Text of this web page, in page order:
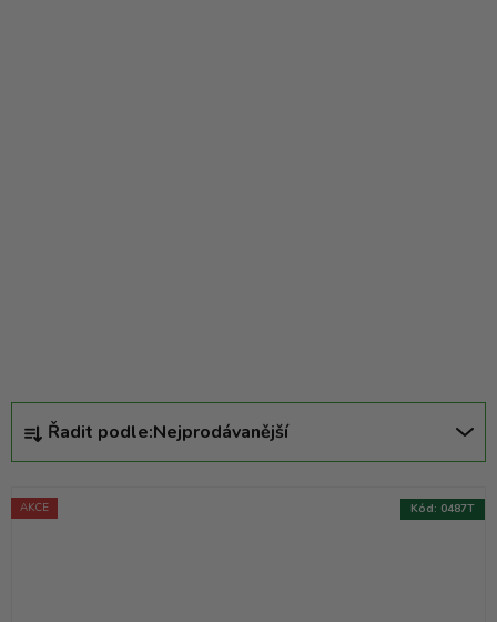
z
e
Řadit podle:Nejprodávanější
AKCE Kód: 0487T